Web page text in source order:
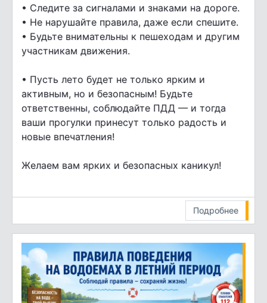
• Следите за сигналами и знаками на дороге.
• Не нарушайте правила, даже если спешите.
• Будьте внимательны к пешеходам и другим
участникам движения.
• Пусть лето будет не только ярким и
активным, но и безопасным! Будьте
ответственны, соблюдайте ПДД — и тогда
ваши прогулки принесут только радость и
новые впечатления!
Желаем вам ярких и безопасных каникул!
Подробнее